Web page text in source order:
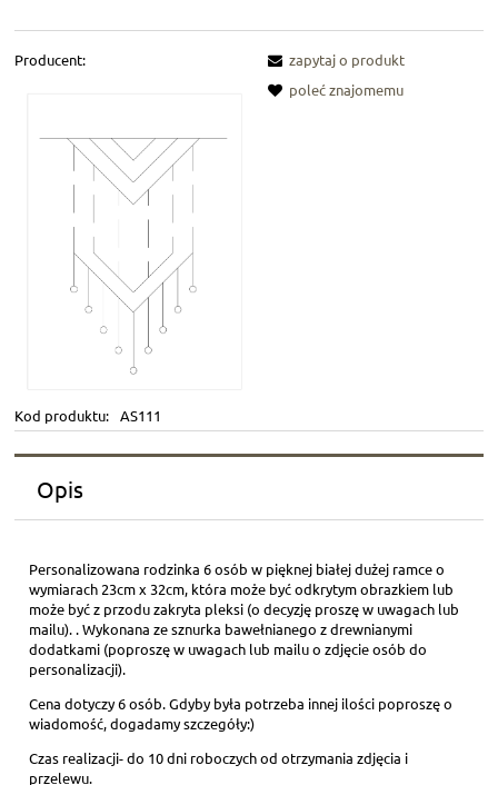
Producent:
Kod produktu: AS111
zapytaj o produkt
poleć znajomemu
Opis
Personalizowana rodzinka 6 osób w pięknej białej dużej ramce o
wymiarach 23cm x 32cm, która może być odkrytym obrazkiem lub
może być z przodu zakryta pleksi (o decyzję proszę w uwagach lub
mailu). . Wykonana ze sznurka bawełnianego z drewnianymi
dodatkami (poproszę w uwagach lub mailu o zdjęcie osób do
personalizacji).
Cena dotyczy 6 osób. Gdyby była potrzeba innej ilości poproszę o
wiadomość, dogadamy szczegóły:)
Czas realizacji- do 10 dni roboczych od otrzymania zdjęcia i
przelewu.